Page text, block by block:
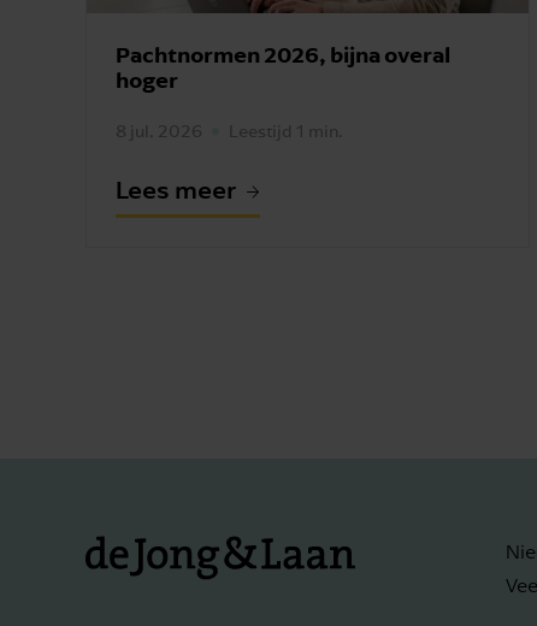
Pachtnormen 2026, bijna overal
hoger
8 jul. 2026 Leestijd 1 min.
Lees meer